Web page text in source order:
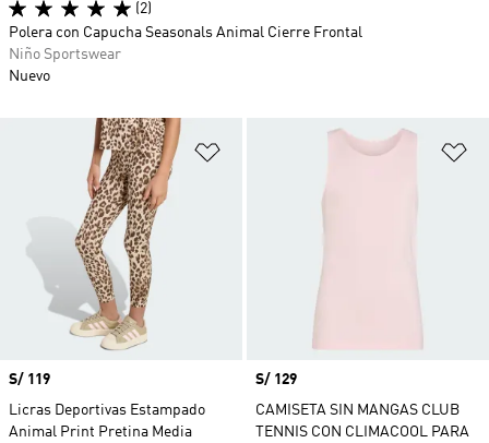
Añadir a la lista de deseos
Precio
S/ 119
Licras Deportivas Estampado
Animal Print Pretina Media
Precio
S/ 129
CAMISETA SIN MANGAS CLUB
TENNIS CON CLIMACOOL PARA
(2)
Polera con Capucha Seasonals Animal Cierre Frontal
Niño Sportswear
Nuevo